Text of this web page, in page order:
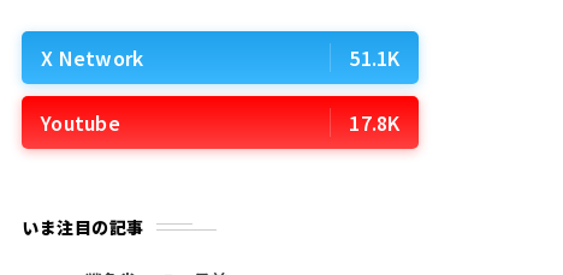
X Network 51.1K
Youtube 17.8K
いま注目の記事